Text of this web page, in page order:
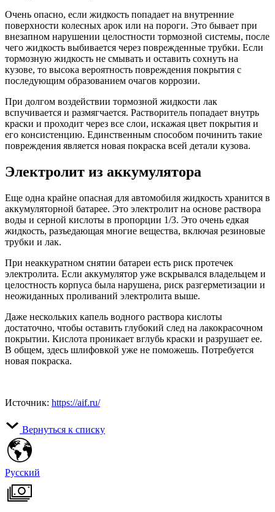
Очень опасно, если жидкость попадает на внутренние
поверхности колесных арок или на пороги. Это бывает при
внезапном нарушении целостности тормозной системы, после
чего жидкость выбивается через поврежденные трубки. Если
тормозную жидкость не смывать и оставить сохнуть на
кузове, то высока вероятность повреждения покрытия с
последующим образованием очагов коррозии.
При долгом воздействии тормозной жидкости лак
вспучивается и размягчается. Растворитель попадает внутрь
краски и проходит через все слои, искажая цвет покрытия и
его консистенцию. Единственным способом починить такие
повреждения является новая покраска всей детали кузова.
Электролит из аккумулятора
Еще одна крайне опасная для автомобиля жидкость хранится в
аккумуляторной батарее. Это электролит на основе раствора
воды и серной кислоты в пропорции 1/3. Это очень едкая
жидкость, разъедающая многие вещества, включая резиновые
трубки и лак.
При неаккуратном снятии батареи есть риск протечек
электролита. Если аккумулятор уже вскрывался владельцем и
целостность корпуса была нарушена, риск разгерметизации и
неожиданных проливаний электролита выше.
Даже нескольких капель водного раствора кислоты
достаточно, чтобы оставить глубокий след на лакокрасочном
покрытии. Кислота проникает вглубь краски и разрушает ее.
В общем, здесь шлифовкой уже не поможешь. Потребуется
новая покраска.
Источник: https://aif.ru/
Вернуться к списку
Русский